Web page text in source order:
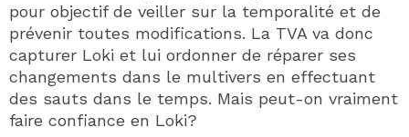
pour objectif de veiller sur la temporalité et de
prévenir toutes modifications. La TVA va donc
capturer Loki et lui ordonner de réparer ses
changements dans le multivers en effectuant
des sauts dans le temps. Mais peut-on vraiment
faire confiance en Loki?